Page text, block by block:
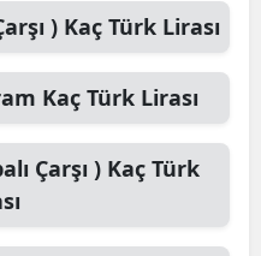
)Kaç Türk Lirası
Kaç Türk Lirası
Çarşı ) Kaç Türk